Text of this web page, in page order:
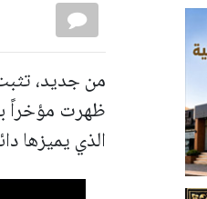
من جديد،
الذي يميزها